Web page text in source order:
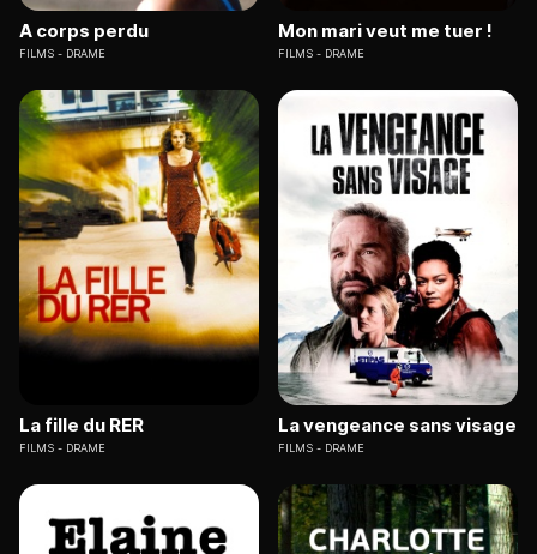
A corps perdu
FILMS DRAME
Mon mari veut me tuer !
FILMS DRAME
La fille du RER
FILMS DRAME
La vengeance sans visage
FILMS DRAME